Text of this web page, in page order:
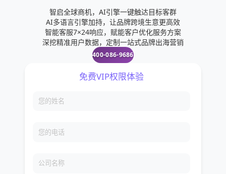
智启全球商机，AI引擎一键触达目标客群
AI多语言引擎加持，让品牌跨境生意更高效
智能客服7×24响应，赋能客户优化服务方案
深挖精准用户数据，定制一站式品牌出海营销
400-086-9686